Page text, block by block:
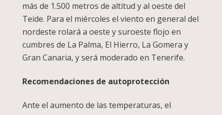
más de 1.500 metros de altitud y al oeste del
Teide. Para el miércoles el viento en general del
nordeste rolará a oeste y suroeste flojo en
cumbres de La Palma, El Hierro, La Gomera y
Gran Canaria, y será moderado en Tenerife.
Recomendaciones de autoprotección
Ante el aumento de las temperaturas, el